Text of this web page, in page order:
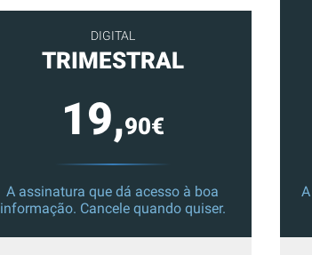
DIGITAL
TRIMESTRAL
19,90€
A assinatura que dá acesso à boa
informação. Cancele quando quiser.